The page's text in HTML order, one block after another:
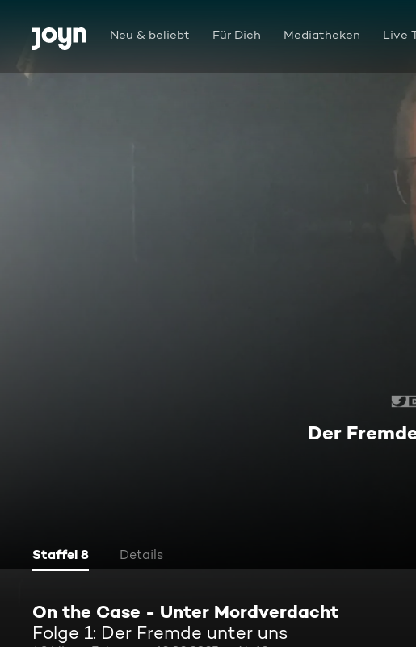
Zum Inhalt springen
Barrierefrei Neu & beliebt Für Dich Mediatheken Live
Der
Staffel 8 Details
On the Case - Unter Mordverdacht
Folge 1: Der Fremde unter uns